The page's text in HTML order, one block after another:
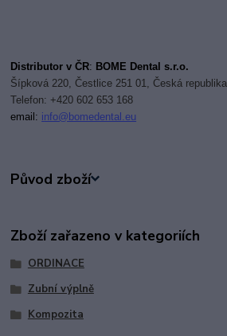
Distributor v ČR: BOME Dental s.r.o.
Šípková 220, Čestlice 251 01, Česká republika
Telefon: +420 602 653 168
email: info@bomedental.eu
Původ zboží
Zboží zařazeno v kategoriích
ORDINACE
Zubní výplně
Kompozita